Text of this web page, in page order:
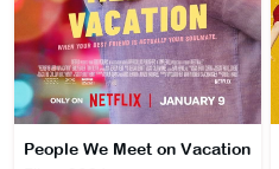
People We Meet on Vacation